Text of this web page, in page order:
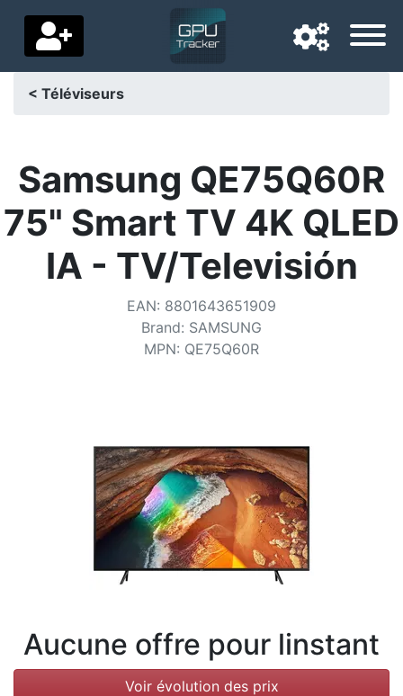
Pays de livraison
Accueil
Paramètres
Catégories
< Téléviseurs
Samsung QE75Q60R
75" Smart TV 4K QLED
IA - TV/Televisión
EAN: 8801643651909
Brand: SAMSUNG
MPN: QE75Q60R
Aucune offre pour linstant
Voir évolution des prix